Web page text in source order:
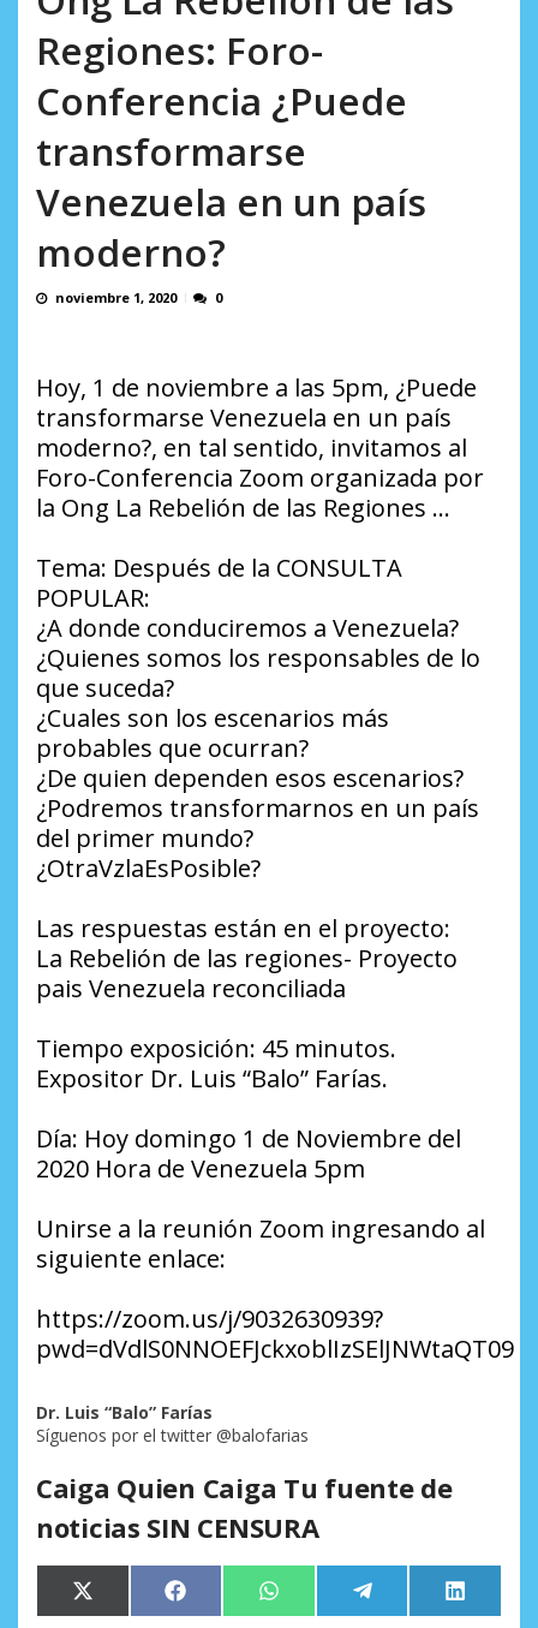
Regiones: Foro-
Conferencia ¿Puede
transformarse
Venezuela en un país
moderno?
noviembre 1, 2020 0
Hoy, 1 de noviembre a las 5pm, ¿Puede
transformarse Venezuela en un país
moderno?, en tal sentido, invitamos al
Foro-Conferencia Zoom organizada por
la Ong La Rebelión de las Regiones …
Tema: Después de la CONSULTA
POPULAR:
¿A donde conduciremos a Venezuela?
¿Quienes somos los responsables de lo
que suceda?
¿Cuales son los escenarios más
probables que ocurran?
¿De quien dependen esos escenarios?
¿Podremos transformarnos en un país
del primer mundo?
¿OtraVzlaEsPosible?
Las respuestas están en el proyecto:
La Rebelión de las regiones- Proyecto
pais Venezuela reconciliada
Tiempo exposición: 45 minutos.
Expositor Dr. Luis “Balo” Farías.
Día: Hoy domingo 1 de Noviembre del
2020 Hora de Venezuela 5pm
Unirse a la reunión Zoom ingresando al
siguiente enlace:
https://zoom.us/j/9032630939?
pwd=dVdlS0NNOEFJckxoblIzSElJNWtaQT09
Dr. Luis “Balo” Farías
Síguenos por el twitter @balofarias
Caiga Quien Caiga Tu fuente de
noticias SIN CENSURA
Compartir
en
X
(Twitter)
Compartir
en
Facebook Compartir
en
WhatsApp Compartir
en
Telegram
en
LinkedIn